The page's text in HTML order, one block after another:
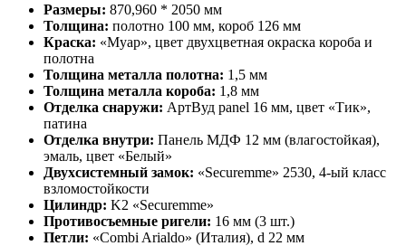
Размеры: 870,960 * 2050 мм
Толщина: полотно 100 мм, короб 126 мм
Краска: «Муар», цвет двухцветная окраска короба и
полотна
Толщина металла полотна: 1,5 мм
Толщина металла короба: 1,8 мм
Отделка снаружи: АртВуд panel 16 мм, цвет «Тик»,
патина
Отделка внутри: Панель МДФ 12 мм (влагостойкая),
эмаль, цвет «Белый»
Двухсистемный замок: «Securemme» 2530, 4-ый класс
взломостойкости
Цилиндр: K2 «Securemme»
Противосъемные ригели: 16 мм (3 шт.)
Петли: «Combi Arialdo» (Италия), d 22 мм